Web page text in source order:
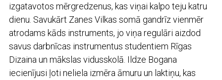
izgatavotos mērgredzenus, kas viņai kalpo teju katru
dienu. Savukārt Zanes Vilkas somā gandrīz vienmēr
atrodams kāds instruments, jo viņa regulāri aizdod
savus darbnīcas instrumentus studentiem Rīgas
Dizaina un mākslas vidusskolā. Ildze Bogana
iecienījusi ļoti neliela izmēra āmuru un laktiņu, kas